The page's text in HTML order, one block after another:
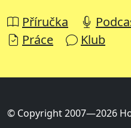
Příručka
Práce
Klub
© Copyright 2007—2026